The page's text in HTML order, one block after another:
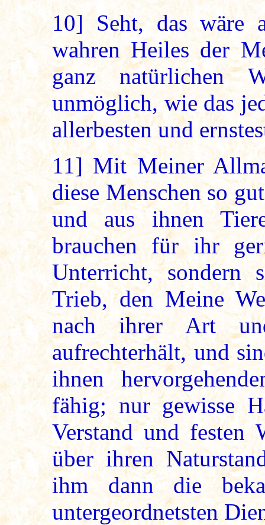
10] Seht, das wäre
wahren Heiles der
ganz natürlichen
unmöglich, wie das
allerbesten und
11] Mit Meiner
diese Menschen so
und aus ihnen
brauchen für ihr
Unterricht, sondern
Trieb, den Meine
nach ihrer Art
aufrechterhält, und
ihnen
fähig; nur gewisse
Verstand und festen
über ihren
ihm dann die
untergeordnetsten